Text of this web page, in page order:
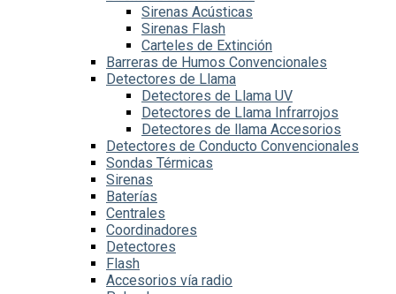
Sirenas Acústicas
Sirenas Flash
Carteles de Extinción
Barreras de Humos Convencionales
Detectores de Llama
Detectores de Llama UV
Detectores de Llama Infrarrojos
Detectores de llama Accesorios
Detectores de Conducto Convencionales
Sondas Térmicas
Sirenas
Baterías
Centrales
Coordinadores
Detectores
Flash
Accesorios vía radio